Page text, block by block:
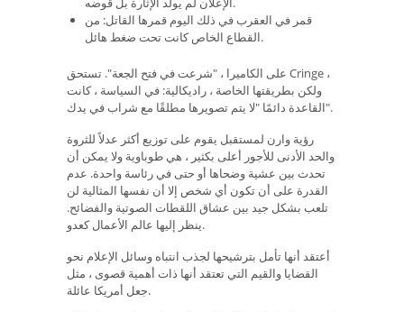
قمر في العقرب في ذلك اليوم قمرها القاتل: من
القطاع الخاص كانت تحت ضغط هائل.
على الكاميرا ، "شرعت في فتح الجعة". تستحق Cringe ،
ولكن بطريقتها الخاصة ، راديكالية: في السياسة ، كانت
القاعدة دائمًا "لا يتم تصويرها مطلقًا مع شراب في يدك".
رؤية وارن لمستقبل يقوم على توزيع أكثر عدلاً للثروة
والحد الأدنى للأجور أعلى بكثير ، هي طوباوية ولا يمكن أن
تحدث بين عشية وضحاها أو حتى في رئاسة واحدة. عدم
القدرة على أن تكون أي شخص إلا أن نفسها المثالية لن
تلعب بشكل جيد بين عشاق اللقطات الصوتية والفضائح.
ينظر إليها عالم الأعمال كعدو.
أعتقد أنها تأمل بترشيحها لجذب انتباه وسائل الإعلام نحو
القضايا والقيم التي تعتقد أنها ذات أهمية قصوى ، مثل
جعل أمريكا عائلة.